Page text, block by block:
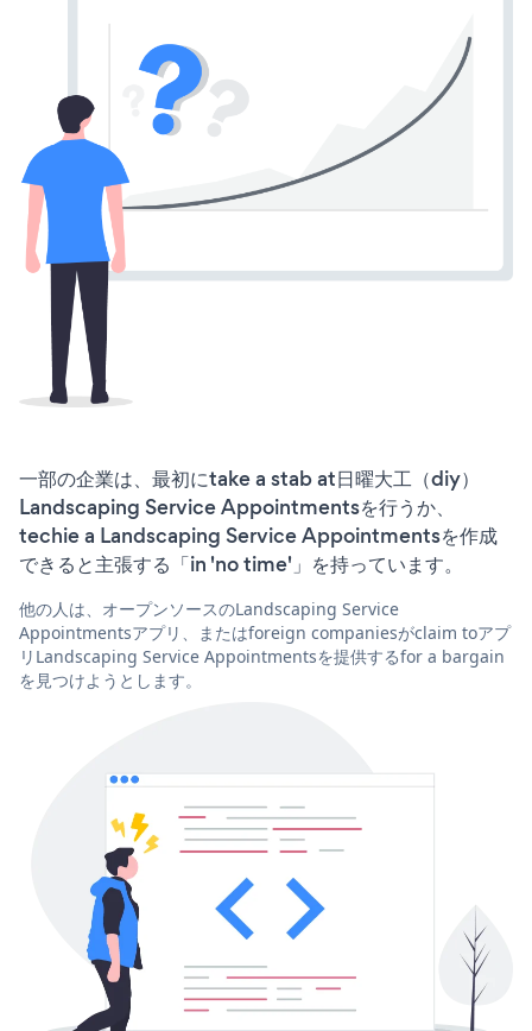
一部の企業は、最初にtake a stab at日曜大工（diy）
Landscaping Service Appointmentsを行うか、
techie a Landscaping Service Appointmentsを作成
できると主張する「in 'no time'」を持っています。
他の人は、オープンソースのLandscaping Service
Appointmentsアプリ、またはforeign companiesがclaim toアプ
リLandscaping Service Appointmentsを提供するfor a bargain
を見つけようとします。